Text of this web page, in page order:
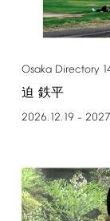
Osaka Directory
迫 鉄平
2026.12.19 –